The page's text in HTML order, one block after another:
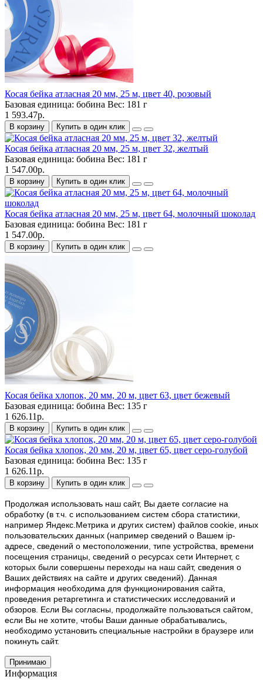
Косая бейка атласная 20 мм, 25 м, цвет 40, розовый
Базовая единица: бобина Вес: 181 г
1 593.47р.
В корзину Купить в один клик
Косая бейка атласная 20 мм, 25 м, цвет 32, желтый
Базовая единица: бобина Вес: 181 г
1 547.00р.
В корзину Купить в один клик
Косая бейка атласная 20 мм, 25 м, цвет 64, молочный шоколад
Базовая единица: бобина Вес: 181 г
1 547.00р.
В корзину Купить в один клик
Косая бейка хлопок, 20 мм, 20 м, цвет 63, цвет бежевый
Базовая единица: бобина Вес: 135 г
1 626.11р.
В корзину Купить в один клик
Косая бейка хлопок, 20 мм, 20 м, цвет 65, цвет серо-голубой
Базовая единица: бобина Вес: 135 г
1 626.11р.
В корзину Купить в один клик
Продолжая использовать наш cайт, Вы даете согласие на
обработку (в т.ч. с использованием систем сбора статистики,
например Яндекс.Метрика и других систем) файлов cookie, иных
пользовательских данных (например сведений о Вашем ip-
адресе, сведений о местоположении, типе устройства, времени
посещения страницы, сведений о ресурсах сети Интернет, с
которых были совершены переходы на наш сайт, сведения о
Ваших действиях на сайте и других сведений). Данная
информация необходима для функционирования сайта,
проведения ретаргетинга и статистических исследований и
обзоров. Если Вы согласны, продолжайте пользоваться сайтом,
если Вы не хотите, чтобы Ваши данные обрабатывались,
необходимо установить специальные настройки в браузере или
покинуть сайт.
Принимаю
Информация